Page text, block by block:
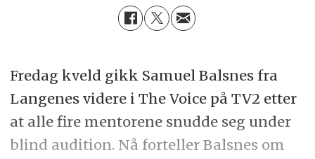
Fredag kveld gikk Samuel Balsnes fra
Langenes videre i The Voice på TV2 etter
at alle fire mentorene snudde seg under
blind audition. Nå forteller Balsnes om